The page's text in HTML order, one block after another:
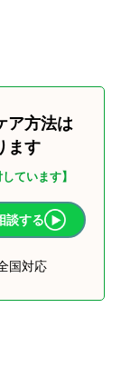
ア方法は
ます
ています】
談する
国対応